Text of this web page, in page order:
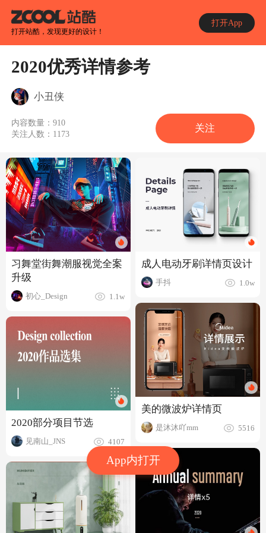
打开站酷，发现更好的设计！
打开App
App内打开
2020优秀详情参考
小丑侠
内容数量：910
关注人数： 1173
关注
习舞堂街舞潮服视觉全案
升级
初心_Design 1.1w
2020部分项目节选
见南山_JNS 4107
成人电动牙刷详情页设计
手抖 1.0w
美的微波炉详情页
是沐沐吖mm 5516